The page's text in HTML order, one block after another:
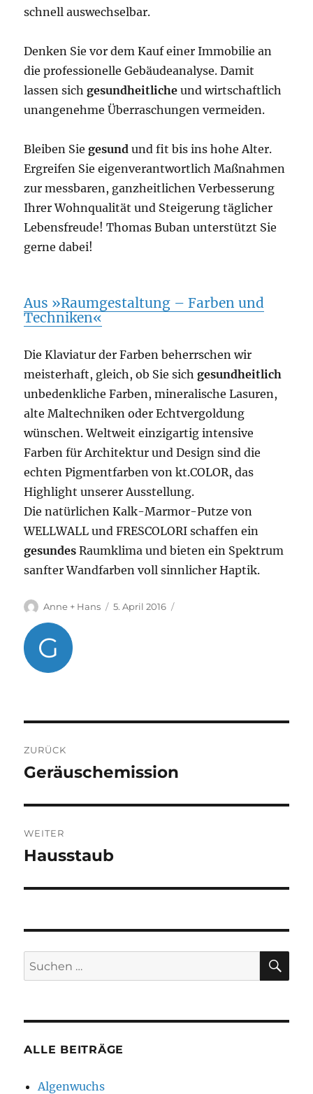
schnell auswechselbar.
Denken Sie vor dem Kauf einer Immobilie an
die professionelle Gebäudeanalyse. Damit
lassen sichgesundheitliche und wirtschaftlich
unangenehme Überraschungen vermeiden.
Bleiben Siegesund und fit bis ins hohe Alter.
Ergreifen Sie eigenverantwortlich Maßnahmen
zur messbaren, ganzheitlichen Verbesserung
Ihrer Wohnqualität und Steigerung täglicher
Lebensfreude! Thomas Buban unterstützt Sie
gerne dabei!
Aus »Raumgestaltung – Farben und
Techniken«
Die Klaviatur der Farben beherrschen wir
meisterhaft, gleich, ob Sie sichgesundheitlich
unbedenkliche Farben, mineralische Lasuren,
alte Maltechniken oder Echtvergoldung
wünschen. Weltweit einzigartig intensive
Farben für Architektur und Design sind die
echten Pigmentfarben von kt.COLOR, das
Highlight unserer Ausstellung.
Die natürlichen Kalk-Marmor-Putze von
WELLWALL und FRESCOLORI schaffen ein
gesundes Raumklima und bieten ein Spektrum
sanfter Wandfarben voll sinnlicher Haptik.
Autor
Anne + Hans
Veröffentlicht
5. April 2016
G
ZURÜCK
Vorheriger
Geräuschemission
WEITER
Nächster
Hausstaub
Suchen
nach:
ALLE BEITRÄGE
Algenwuchs